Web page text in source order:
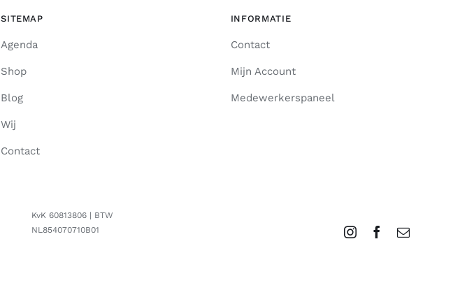
SITEMAP
Agenda
Shop
Blog
Wij
Contact
INFORMATIE
Contact
Mijn Account
Medewerkerspaneel
KvK 60813806 | BTW
NL854070710B01